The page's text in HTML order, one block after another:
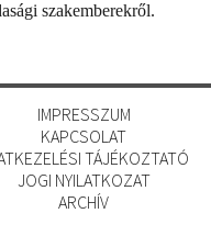
szakemberekről.
IMPRESSZUM
KAPCSOLAT
TÁJÉKOZTATÓ
JOGI NYILATKOZAT
ARCHÍV